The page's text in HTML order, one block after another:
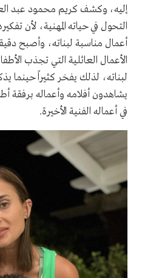
إليه، وكشف كريم محمود عبد
التحول في حياته المهنية، لأن
أعمال مناسبة لبناته، وأصبح
الأعمال العائلية التي تجذب
لبناته، لذلك يفخر كثيراً حينما
يشاهدون أفلامه وأعماله برفقة
في أعماله الفنية الأخيرة.